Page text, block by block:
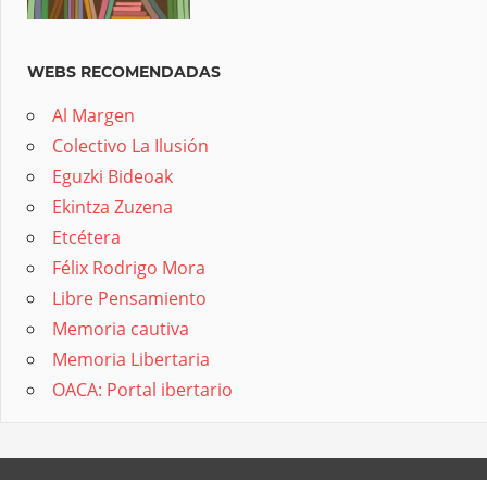
WEBS RECOMENDADAS
Al Margen
Colectivo La Ilusión
Eguzki Bideoak
Ekintza Zuzena
Etcétera
Félix Rodrigo Mora
Libre Pensamiento
Memoria cautiva
Memoria Libertaria
OACA: Portal ibertario